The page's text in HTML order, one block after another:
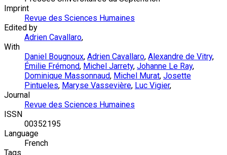
Imprint
Revue des Sciences Humaines
Edited by
Adrien Cavallaro,
With
Daniel Bougnoux, Adrien Cavallaro, Alexandre de Vitry,
Émilie Frémond, Michel Jarrety, Johanne Le Ray,
Dominique Massonnaud, Michel Murat, Josette
Pintueles, Maryse Vassevière, Luc Vigier,
Journal
Revue des Sciences Humaines
ISSN
00352195
Language
French
Tags